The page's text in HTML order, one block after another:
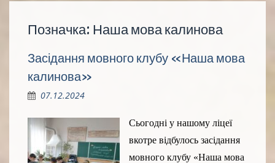
Позначка: Наша мова калинова
Засідання мовного клубу «Наша мова
калинова»
07.12.2024
Сьогодні у нашому ліцеї
вкотре відбулось засідання
мовного клубу «Наша мова